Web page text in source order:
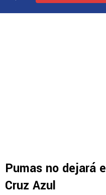
Pumas no dejará
Cruz Azul